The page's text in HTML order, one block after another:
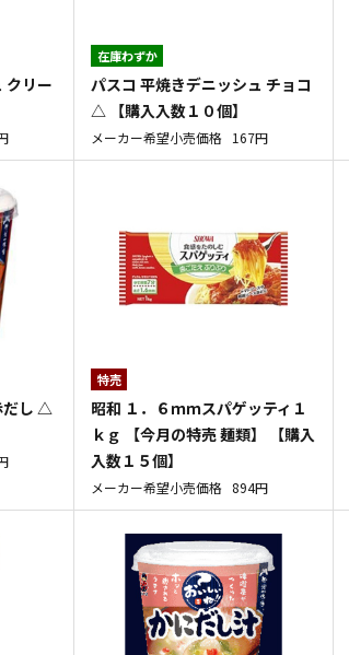
クリー
在庫わずか
パスコ 平焼きデニッシュ チョコ
△ 【購入入数１０個】
メーカー希望小売価格 167円
だし △
特売
昭和 １．６ｍｍスパゲッティ１
ｋｇ 【今月の特売 麺類】 【購入
入数１５個】
メーカー希望小売価格 894円